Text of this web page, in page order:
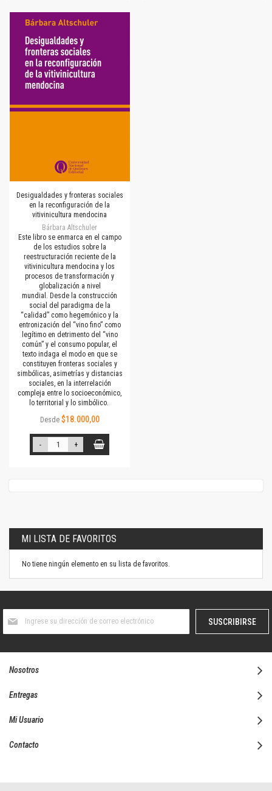
Desigualdades y fronteras sociales
en la reconfiguración de la
vitivinicultura mendocina
Bárbara Altschuler
Este libro se enmarca en el campo
de los estudios sobre la
reestructuración reciente de la
vitivinicultura mendocina y los
procesos de transformación y
globalización a nivel
mundial. Desde la construcción
social del paradigma de la
“calidad” como hegemónico y la
entronización del “vino fino” como
legítimo en detrimento del “vino
común” y el consumo popular, el
texto indaga el modo en que se
constituyen fronteras sociales y
simbólicas, asimetrías y distancias
sociales, en la interrelación
compleja entre lo socioeconómico,
lo territorial y lo simbólico.
Desde $18.000,00
- +
MI LISTA DE FAVORITOS
No tiene ningún elemento en su lista de favoritos.
boletín
SUSCRIBIRSE
Nosotros
Entregas
Mi Usuario
Contacto